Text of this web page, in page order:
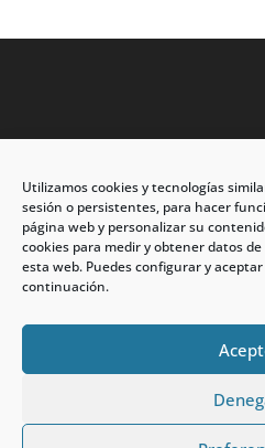
Utilizamos cookies y tecnologías
sesión o persistentes, para hacer
página web y personalizar su
cookies para medir y obtener datos
esta web. Puedes configurar y
continuación.
Dirección: C/Eleuterio
Oro
CP: 33209, Gijón – Asturias
Teléfono: 985146502 – 647 72